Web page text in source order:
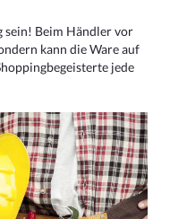
sein! Beim Händler vor
kann die Ware auf
jede